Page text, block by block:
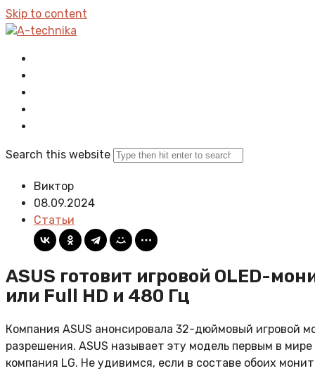
Skip to content
A-technika
Search this website
Виктор
08.09.2024
Статьи
ASUS готовит игровой OLED-
или Full HD и 480 Гц
Компания ASUS анонсировала 32-дюймовый игровой
разрешения. ASUS называет эту модель первым в
компания LG. Не удивимся, если в составе обоих